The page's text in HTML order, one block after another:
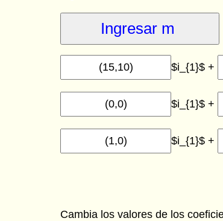
$i_{1}$ +
$i_{1}$ +
$i_{1}$ +
Cambia los valores de los